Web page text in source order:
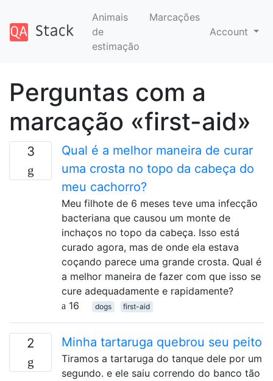
Animais
de
estimação
Marcações
Account
Perguntas com a
marcação «first-aid»
3
Qual é a melhor maneira de curar
uma crosta no topo da cabeça do
meu cachorro?
Meu filhote de 6 meses teve uma infecção
bacteriana que causou um monte de
inchaços no topo da cabeça. Isso está
curado agora, mas de onde ela estava
coçando parece uma grande crosta. Qual é
a melhor maneira de fazer com que isso se
cure adequadamente e rapidamente?
16
dogs first-aid
2 Minha tartaruga quebrou seu peito
Tiramos a tartaruga do tanque dele por um
segundo. e ele saiu correndo do banco tão